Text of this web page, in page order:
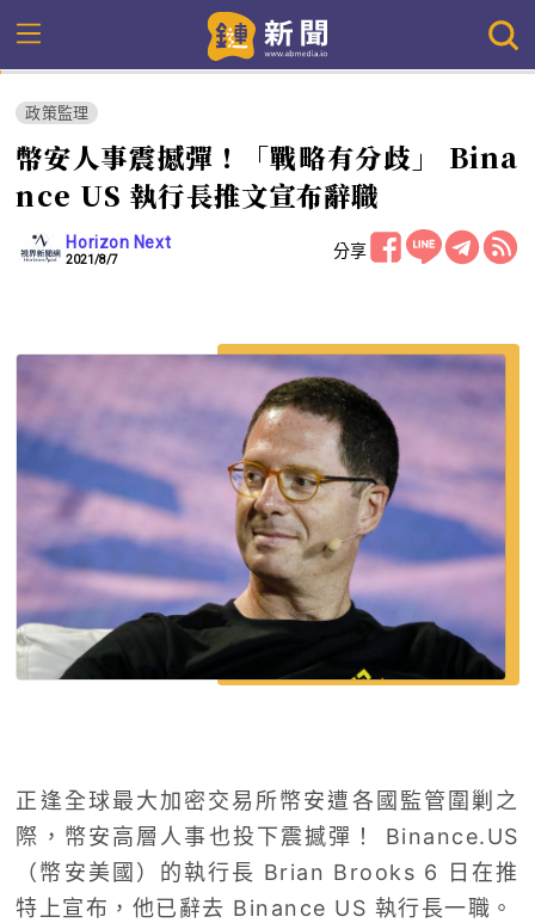
政策監理
幣安人事震撼彈！「戰略有分歧」 Bina
nce US 執行長推文宣布辭職
Horizon Next
2021/8/7 分享
正逢全球最大加密交易所幣安遭各國監管圍剿之
際，幣安高層人事也投下震撼彈！ Binance.US
（幣安美國）的執行長 Brian Brooks 6 日在推
特上宣布，他已辭去 Binance US 執行長一職。